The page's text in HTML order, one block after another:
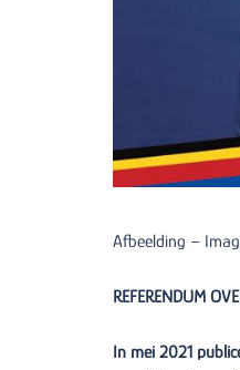
Afbeelding –
REFERENDUM
In mei 2021